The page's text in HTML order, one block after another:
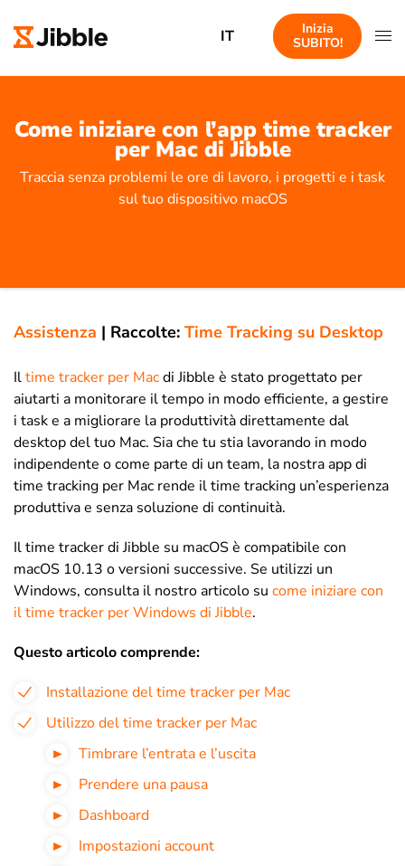
IT
Inizia
SUBITO!
Come iniziare con l’app time tracker
per Mac di Jibble
Traccia senza problemi le ore di lavoro, i progetti e i task
sul tuo dispositivo macOS
Assistenza | Raccolte: Time Tracking su Desktop
Iltime tracker per Macdi Jibble è stato progettato per
aiutarti a monitorare il tempo in modo efficiente, a gestire
i task e a migliorare la produttività direttamente dal
desktop del tuo Mac. Sia che tu stia lavorando in modo
indipendente o come parte di un team, la nostra app di
time tracking per Mac rende il time tracking un’esperienza
produttiva e senza soluzione di continuità.
Il time tracker di Jibble su macOS è compatibile con
macOS 10.13 o versioni successive. Se utilizzi un
Windows, consulta il nostro articolo su come iniziare con
il time tracker per Windows di Jibble.
Questo articolo comprende:
Installazione del time tracker per Mac
Utilizzo del time tracker per Mac
Timbrare l’entrata e l’uscita
Prendere una pausa
Dashboard
Impostazioni account